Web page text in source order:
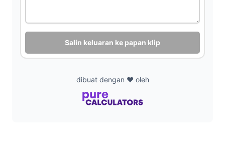
Salin keluaran ke papan klip
dibuat dengan ❤️ oleh